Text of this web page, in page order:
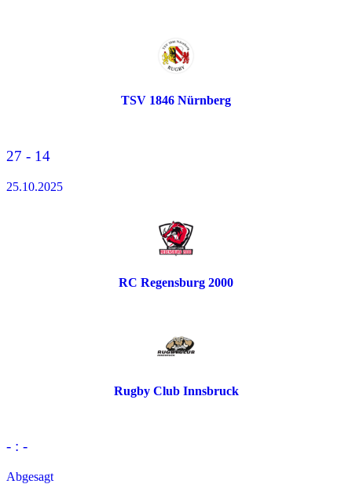
TSV 1846 Nürnberg
27 - 14
25.10.2025
RC Regensburg 2000
Rugby Club Innsbruck
- : -
Abgesagt